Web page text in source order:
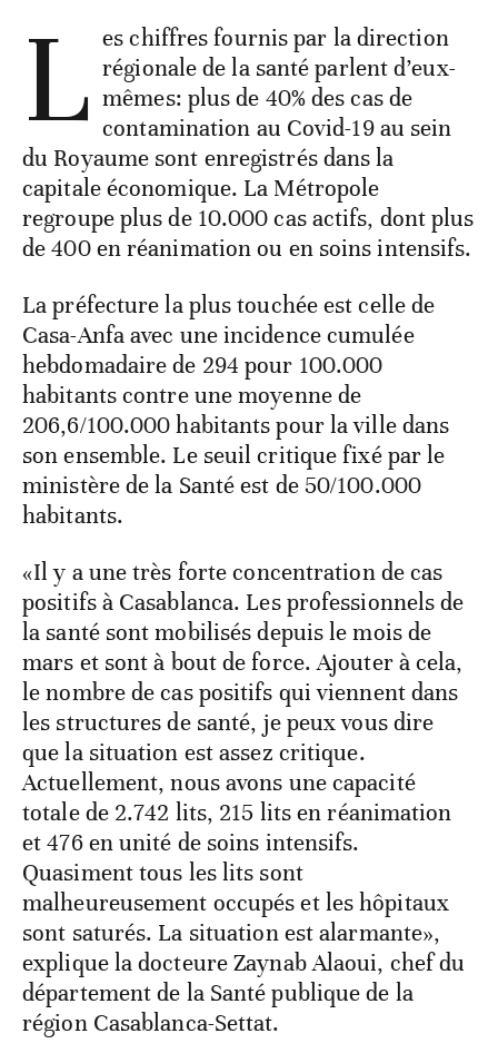
L es chiffres fournis par la direction
régionale de la santé parlent d’eux-
mêmes: plus de 40% des cas de
contamination au Covid-19 au sein
du Royaume sont enregistrés dans la
capitale économique. La Métropole
regroupe plus de 10.000 cas actifs, dont plus
de 400 en réanimation ou en soins intensifs.
La préfecture la plus touchée est celle de
Casa-Anfa avec une incidence cumulée
hebdomadaire de 294 pour 100.000
habitants contre une moyenne de
206,6/100.000 habitants pour la ville dans
son ensemble. Le seuil critique fixé par le
ministère de la Santé est de 50/100.000
habitants.
«Il y a une très forte concentration de cas
positifs à Casablanca. Les professionnels de
la santé sont mobilisés depuis le mois de
mars et sont à bout de force. Ajouter à cela,
le nombre de cas positifs qui viennent dans
les structures de santé, je peux vous dire
que la situation est assez critique.
Actuellement, nous avons une capacité
totale de 2.742 lits, 215 lits en réanimation
et 476 en unité de soins intensifs.
Quasiment tous les lits sont
malheureusement occupés et les hôpitaux
sont saturés. La situation est alarmante»,
explique la docteure Zaynab Alaoui, chef du
département de la Santé publique de la
région Casablanca-Settat.